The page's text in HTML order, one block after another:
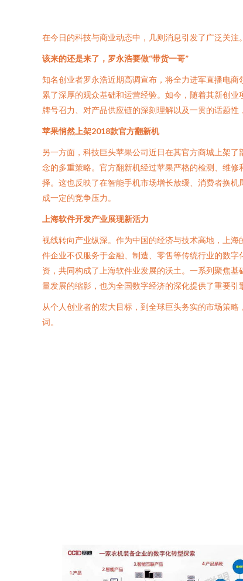
在今日的科技与商业动态中，几则消息引发了广泛关
该来的还是来了，罗永浩要做“带货一哥”
知名创业者罗永浩近期高调宣布，将全力进军直播电
累了深厚的观众基础和运营经验。如今，随着其新创
牌号召力、对产品供应链的深刻理解以及一贯的话题
苹果悄然上架2018款官方翻新机
另一方面，科技巨头苹果公司近日在其官方商城上架
念的多重策略。官方翻新机经过苹果严格的检测、维
择。这也反映了在智能手机市场增长放缓、消费者换
成一定的竞争压力。
上海软件开发产业展现新活力
视线转向产业纵深。作为中国的经济与技术高地，上
件企业不仅服务于金融、制造、零售等传统行业的数
资，共同构成了上海软件业发展的沃土。一系列聚焦
量发展的缩影，也为全国数字经济的深化提供了重要引
从个人创业者的宏大目标，到全球巨头务实的市场策
词。